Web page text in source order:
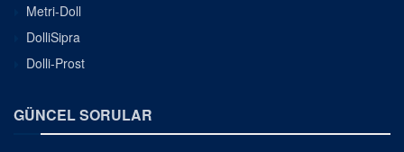
Metri-Doll
DolliSipra
Dolli-Prost
GÜNCEL SORULAR